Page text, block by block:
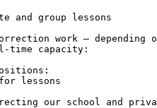
and group lessons
work –
time capacity:
lessons
our school and